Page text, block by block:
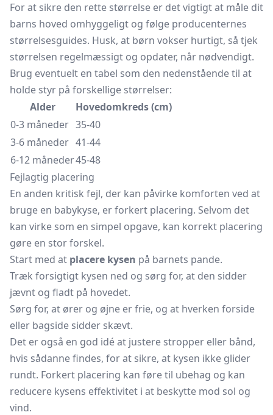
For at sikre den rette størrelse er det vigtigt at måle dit
barns hoved omhyggeligt og følge producenternes
størrelsesguides. Husk, at børn vokser hurtigt, så tjek
størrelsen regelmæssigt og opdater, når nødvendigt.
Brug eventuelt en tabel som den nedenstående til at
holde styr på forskellige størrelser:
Alder
Hovedomkreds (cm)
0-3 måneder 35-40
3-6 måneder 41-44
6-12 måneder45-48
Fejlagtig placering
En anden kritisk fejl, der kan påvirke komforten ved at
bruge en babykyse, er forkert placering. Selvom det
kan virke som en simpel opgave, kan korrekt placering
gøre en stor forskel.
Start med at placere kysen på barnets pande.
Træk forsigtigt kysen ned og sørg for, at den sidder
jævnt og fladt på hovedet.
Sørg for, at ører og øjne er frie, og at hverken forside
eller bagside sidder skævt.
Det er også en god idé at justere stropper eller bånd,
hvis sådanne findes, for at sikre, at kysen ikke glider
rundt. Forkert placering kan føre til ubehag og kan
reducere kysens effektivitet i at beskytte mod sol og
vind.